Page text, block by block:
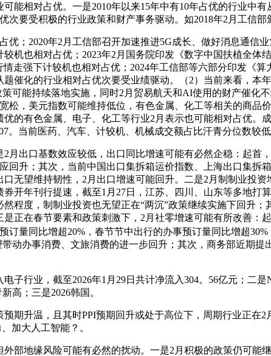
相对占优。一是2010年以来15年中有10年占优的行业中有
次要受积极的行业政策和财产事务驱动。如2018年2月工信部
；2020年2月工信部召开加速推进5G成长、做好消息通信
机也相对占优；2023年2月国务院印发《数字中国扶植全体
走强下计较机也相对占优；2024年工信部等六部分印发《
催化的行业相对占优次要受业绩驱动。（2）当前来看，本
可能持续落地实施，同时2月贸易航天和AI使用的财产催化
松，美元指数可能维持低位，有色金属、化工等相关的商品
的有色金属、电子、化工等行业2月表示也可能相对占优。
。当前医药、汽车、计较机、机械成交额占比汗青分位数较低
出口基数效应较低，出口同比增速可能有必然企稳：起首，
回升；其次，当前中国出口集拆箱运价指数、上海出口集拆
无望维持韧性，2月出口增速可能回升。二是2月制制业投
开年刊行提速，截至1月27日，江苏、四川、山东等多地打
程度，制制业投资也无望正在“两沉”政策继续实施下回升
正在春节要素和政策刺激下，2月社零增速可能有所改善：
订量同比增超20%，春节节中出行的办事预订量同比增超
动办事消费、文旅消费的进一步回升；其次，商务部近期
行业，截至2026年1月29日共计净流入304。56亿元；二是
高；三是2026韩国。
升温，且其时PPI预期回升或处于高位下，周期行业正在2
加大人工智能？。
地缘风险可能有必然的扰动。一是2月积极的政策仍可能